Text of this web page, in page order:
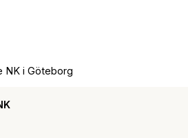
NK i Göteborg